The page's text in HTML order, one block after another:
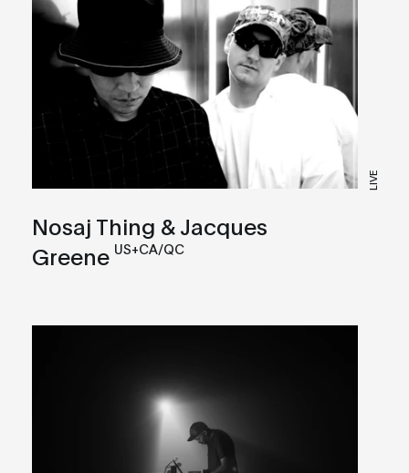
LIVE
Nosaj Thing & Jacques
Greene US+CA/QC